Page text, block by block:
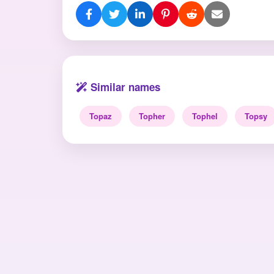
Similar names
Topaz Topher Tophel Topsy